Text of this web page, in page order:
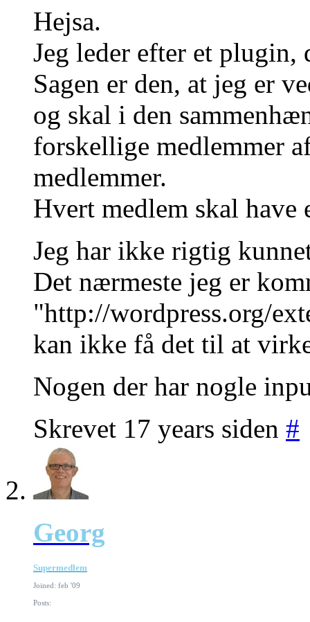
Hejsa.
Jeg leder efter et
Sagen er den, at jeg er
og skal i den
forskellige medlemmer
medlemmer.
Hvert medlem skal
Jeg har ikke rigtig
Det nærmeste jeg er
"http://wordpress.org/
kan ikke få det til at
Nogen der har nogle
Skrevet 17 years siden #
Georg
Supermedlem
Joined: feb '09
Posts: